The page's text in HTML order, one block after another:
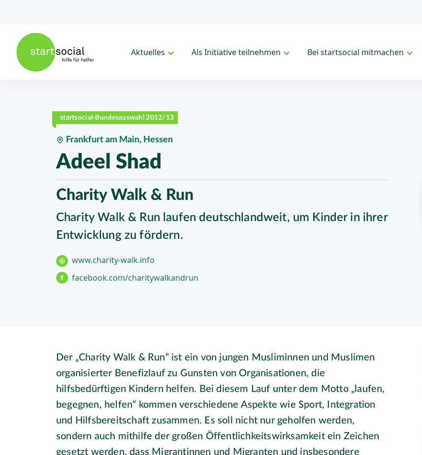
Aktuelles Als Initiative teilnehmen Bei startsocial mitmachen
startsocial-Bundesauswahl 2012/13
Frankfurt am Main, Hessen
Adeel Shad
Charity Walk & Run
Charity Walk & Run laufen deutschlandweit, um Kinder in ihrer
Entwicklung zu fördern.
www.charity-walk.info
facebook.com/charitywalkandrun
Der „Charity Walk & Run“ ist ein von jungen Musliminnen und Muslimen
organisierter Benefizlauf zu Gunsten von Organisationen, die
hilfsbedürftigen Kindern helfen. Bei diesem Lauf unter dem Motto „laufen,
begegnen, helfen“ kommen verschiedene Aspekte wie Sport, Integration
und Hilfsbereitschaft zusammen. Es soll nicht nur geholfen werden,
sondern auch mithilfe der großen Öffentlichkeitswirksamkeit ein Zeichen
gesetzt werden, dass Migrantinnen und Migranten und insbesondere